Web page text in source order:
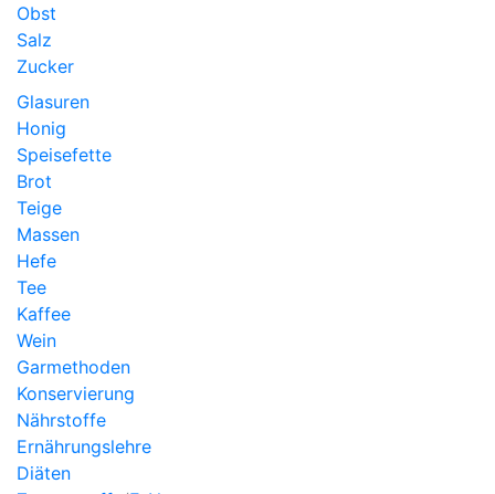
Obst
Salz
Zucker
Glasuren
Honig
Speisefette
Brot
Teige
Massen
Hefe
Tee
Kaffee
Wein
Garmethoden
Konservierung
Nährstoffe
Ernährungslehre
Diäten